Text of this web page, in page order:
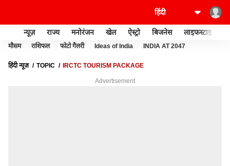
न्यूज़ राज्य मनोरंजन खेल ऐस्ट्रो बिजनेस लाइफस्टाइल
मौसम राशिफल फोटो गैलरी Ideas of India INDIA AT 2047
हिंदी न्यूज़ TOPIC IRCTC TOURISM PACKAGE
Advertisement